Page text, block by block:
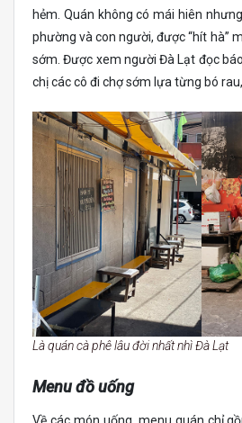
hẻm. Quán không có mái hiên
phường và con người, được “hít hà”
sớm. Được xem người Đà Lạt đọc
chị các cô đi chợ sớm lựa từng bó
Là quán cà phê lâu đời nhất nhì Đà Lạt
Menu đồ uống